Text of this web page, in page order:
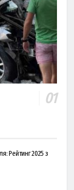
Рейтинг 2025 з